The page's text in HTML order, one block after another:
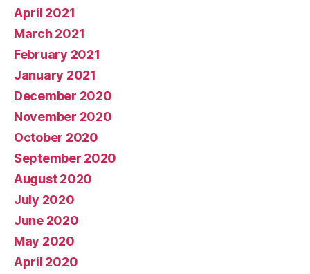
April 2021
March 2021
February 2021
January 2021
December 2020
November 2020
October 2020
September 2020
August 2020
July 2020
June 2020
May 2020
April 2020